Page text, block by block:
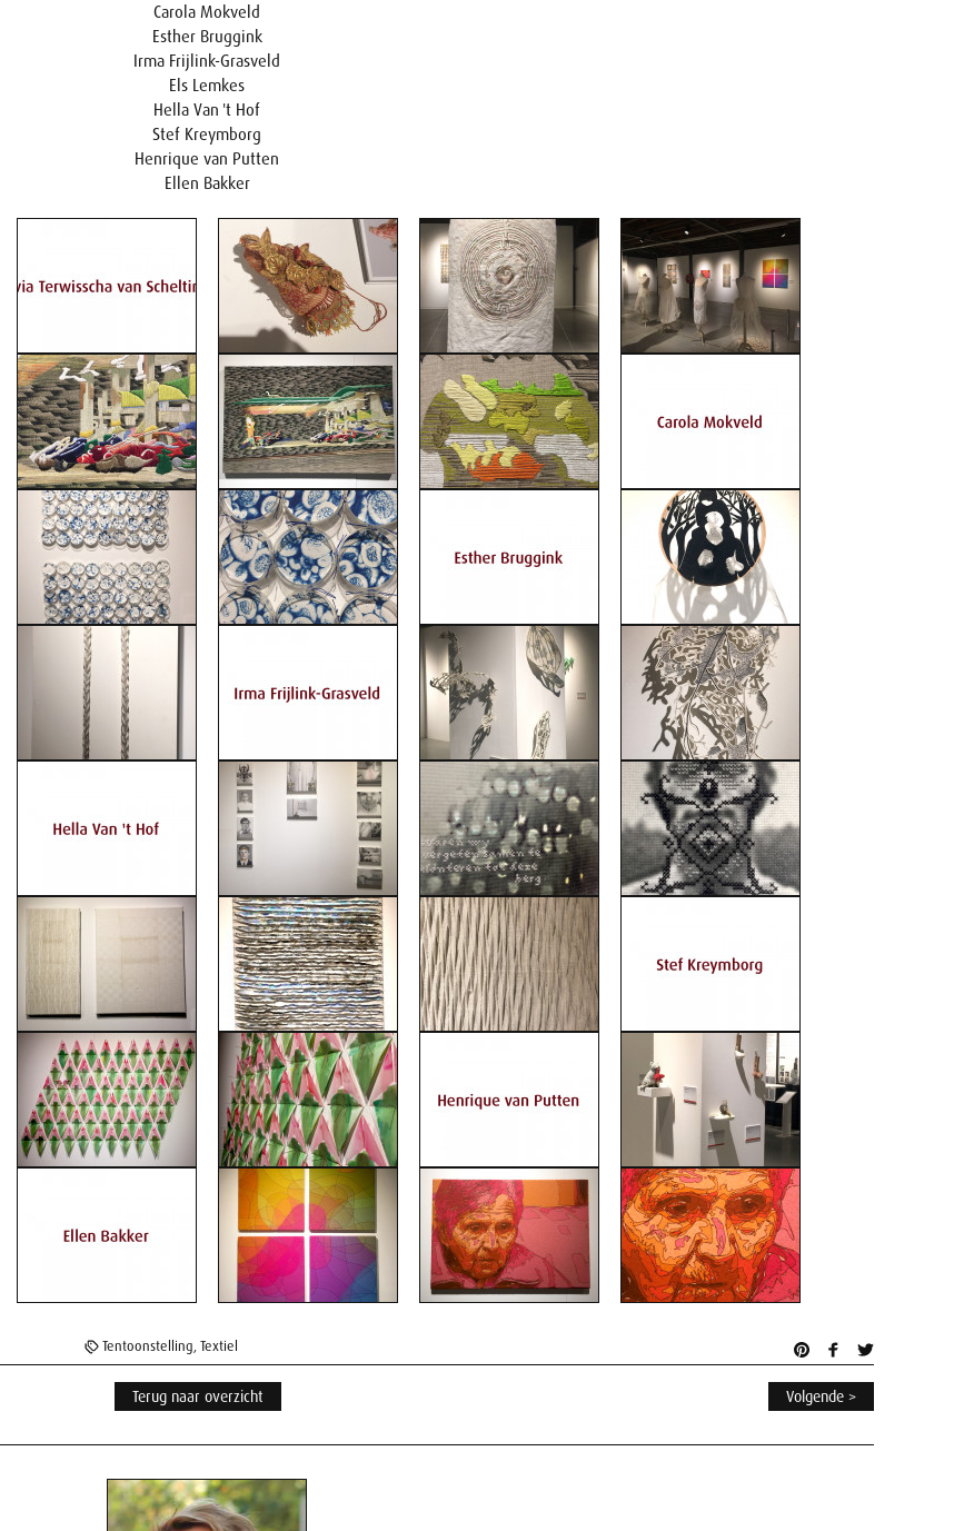
Carola Mokveld
Esther Bruggink
Irma Frijlink-Grasveld
Els Lemkes
Hella Van 't Hof
Stef Kreymborg
Henrique van Putten
Ellen Bakker
Tentoonstelling,Textiel
Terug naar overzicht Volgende >